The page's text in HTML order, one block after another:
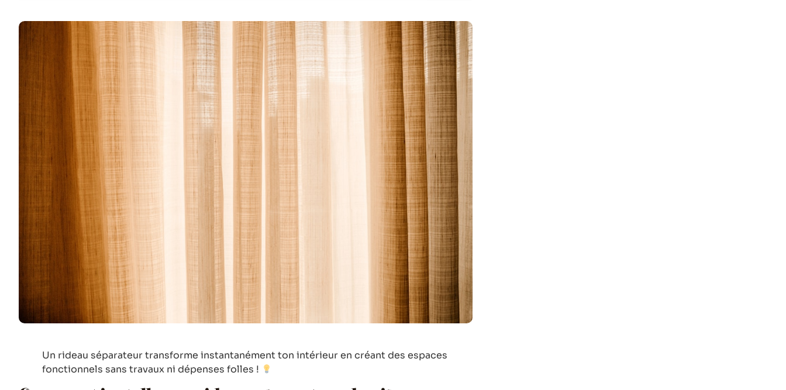
Un rideau séparateur transforme instantanément ton intérieur en créant des espaces
fonctionnels sans travaux ni dépenses folles !